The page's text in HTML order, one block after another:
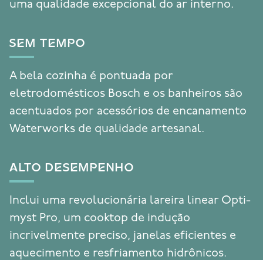
uma qualidade excepcional do ar interno.
SEM TEMPO
A bela cozinha é pontuada por
eletrodomésticos Bosch e os banheiros são
acentuados por acessórios de encanamento
Waterworks de qualidade artesanal.
ALTO DESEMPENHO
Inclui uma revolucionária lareira linear Opti-
myst Pro, um cooktop de indução
incrivelmente preciso, janelas eficientes e
aquecimento e resfriamento hidrônicos.